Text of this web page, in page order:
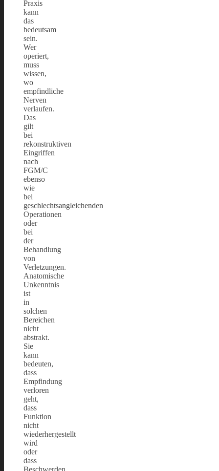
Praxis
kann
das
bedeutsam
sein.
Wer
operiert,
muss
wissen,
wo
empfindliche
Nerven
verlaufen.
Das
gilt
bei
rekonstruktiven
Eingriffen
nach
FGM/C
ebenso
wie
bei
geschlechtsangleichenden
Operationen
oder
bei
der
Behandlung
von
Verletzungen.
Anatomische
Unkenntnis
ist
in
solchen
Bereichen
nicht
abstrakt.
Sie
kann
bedeuten,
dass
Empfindung
verloren
geht,
dass
Funktion
nicht
wiederhergestellt
wird
oder
dass
Beschwerden